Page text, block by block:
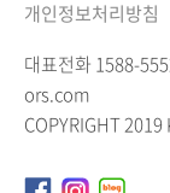
개인정보처리방침
대표전화 1588-
ors.com
COPYRIGHT 2019